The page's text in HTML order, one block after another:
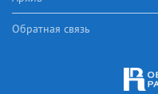
Обратная связь